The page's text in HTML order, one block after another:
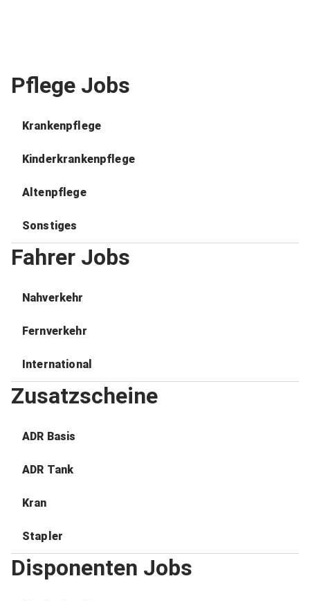
Pflege Jobs
Krankenpflege
Kinderkrankenpflege
Altenpflege
Sonstiges
Fahrer Jobs
Nahverkehr
Fernverkehr
International
Zusatzscheine
ADR Basis
ADR Tank
Kran
Stapler
Disponenten Jobs